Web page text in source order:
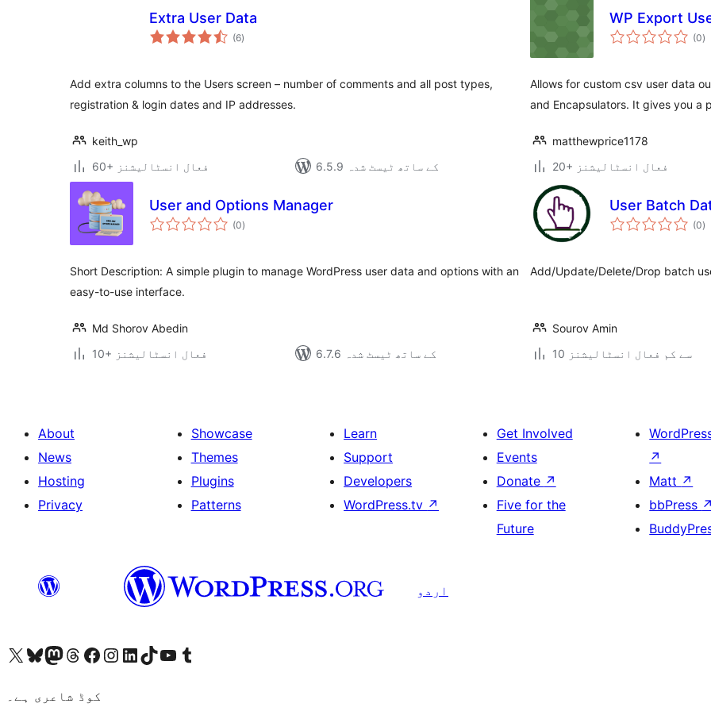
Extra User Data
(6مجموعی
درجہ
)
Add extra columns to the Users screen – number of comments and all post types,
registration & login dates and IP addresses.
keith_wp
60+ فعال انسٹالیشنز
6.5.9 کے ساتھ ٹیسٹ شدہ
WP Export
(0)
Allows for custom csv user data
and Encapsulators. It gives you a
matthewprice1178
20+ فعال انسٹالیشنز
User and Options Manager
(0مجموعی
درجہ
)
Short Description: A simple plugin to manage WordPress user data and options with an
easy-to-use interface.
Md Shorov Abedin
10+ فعال انسٹالیشنز
6.7.6 کے ساتھ ٹیسٹ شدہ
User Batch
(0)
Add/Update/Delete/Drop batch
Sourov Amin
10 سے کم فعال انسٹالیشنز
About
News
Hosting
Privacy
Showcase
Themes
Plugins
Patterns
Learn
Support
Developers
WordPress.tv ↗
Get Involved
Events
Donate ↗
Five for the
Future
↗
Matt ↗
bbPress ↗
اردو
Visit our X (formerly Twitter) account
ہمارے بلیواسکائی اکاؤنٹ پر جائیں
Visit our Mastodon account
ہمارے ٹھریڈز اکاؤنٹ پر جائیں
Visit our Facebook page
Visit our Instagram account
Visit our LinkedIn account
ہمارے ٹک ٹاک اکاؤنٹ پر جائیں
Visit our YouTube channel
ہمارے ٹمبلر اکاؤنٹ پر جائیں
کوڈ شاعری ہے۔